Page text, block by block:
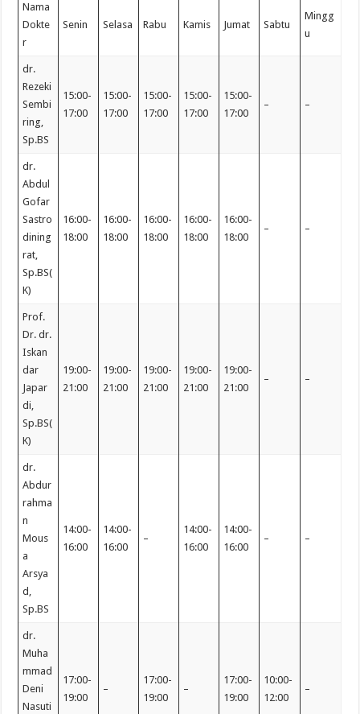
Nama
Dokte
r
Senin Selasa Rabu Kamis Jumat Sabtu
Mingg
u
dr.
Rezeki
Sembi
ring,
Sp.BS
15:00-
17:00
15:00-
17:00
15:00-
17:00
15:00-
17:00
15:00-
17:00
– –
dr.
Abdul
Gofar
Sastro
dining
rat,
Sp.BS(
K)
16:00-
18:00
16:00-
18:00
16:00-
18:00
16:00-
18:00
16:00-
18:00
– –
Prof.
Dr. dr.
Iskan
dar
Japar
di,
Sp.BS(
K)
19:00-
21:00
19:00-
21:00
19:00-
21:00
19:00-
21:00
19:00-
21:00
– –
dr.
Abdur
rahma
n
Mous
a
Arsya
d,
Sp.BS
14:00-
16:00
14:00-
16:00
–
14:00-
16:00
14:00-
16:00
– –
dr.
Muha
mmad
Deni
Nasuti
17:00-
19:00
–
17:00-
19:00
–
17:00-
19:00
10:00-
12:00
–